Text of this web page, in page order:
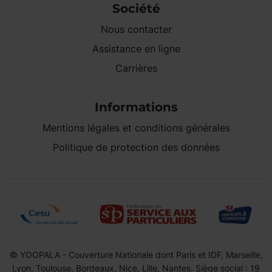
Société
Nous contacter
Assistance en ligne
Carrières
Informations
Mentions légales et conditions générales
Politique de protection des données
© YOOPALA - Couverture Nationale dont Paris et IDF, Marseille,
Lyon, Toulouse, Bordeaux, Nice, Lille, Nantes. Siège social : 19